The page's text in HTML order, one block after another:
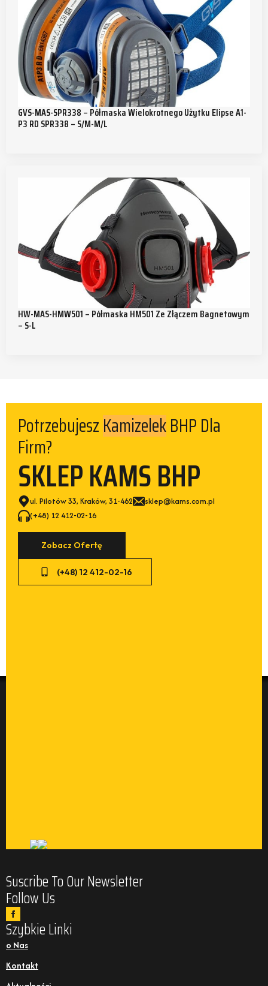
GVS-MAS-SPR338 – Półmaska Wielokrotnego Użytku Elipse A1-
P3 RD SPR338 – S/M-M/L
HW-MAS-HMW501 – Półmaska HM501 Ze Złączem Bagnetowym
– S-L
Potrzebujesz Kamizelek BHP Dla
Firm?
SKLEP KAMS BHP
ul. Pilotów 33, Kraków, 31-462
sklep@kams.com.pl
(+48) 12 412-02-16
Zobacz Ofertę
(+48) 12 412-02-16
Suscribe To Our Newsletter
Follow Us
Szybkie Linki
o Nas
Kontakt